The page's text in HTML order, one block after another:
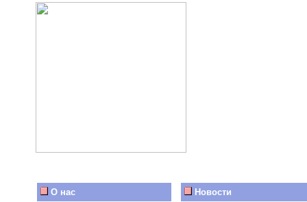
О нас Новости